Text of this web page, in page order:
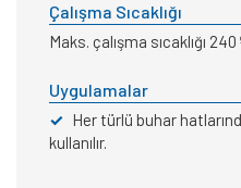
Çalışma Sıcaklığı
Maks. çalışma sıcaklığı 240
Uygulamalar
✓ Her türlü buhar
kullanılır.